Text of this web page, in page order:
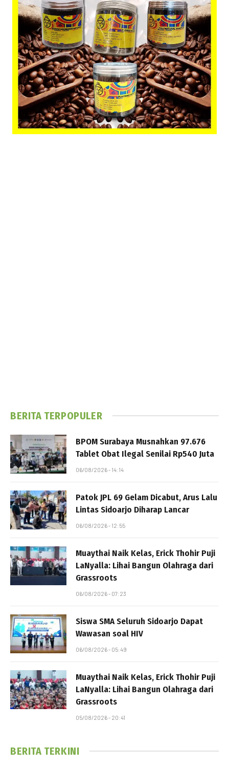
BERITA TERPOPULER
BPOM Surabaya Musnahkan 97.676
Tablet Obat Ilegal Senilai Rp540 Juta
06/08/2026 - 14:14
Patok JPL 69 Gelam Dicabut, Arus Lalu
Lintas Sidoarjo Diharap Lancar
06/08/2026 - 12:55
Muaythai Naik Kelas, Erick Thohir Puji
LaNyalla: Lihai Bangun Olahraga dari
Grassroots
06/08/2026 - 07:23
Siswa SMA Seluruh Sidoarjo Dapat
Wawasan soal HIV
06/08/2026 - 05:49
Muaythai Naik Kelas, Erick Thohir Puji
LaNyalla: Lihai Bangun Olahraga dari
Grassroots
05/08/2026 - 20:41
BERITA TERKINI